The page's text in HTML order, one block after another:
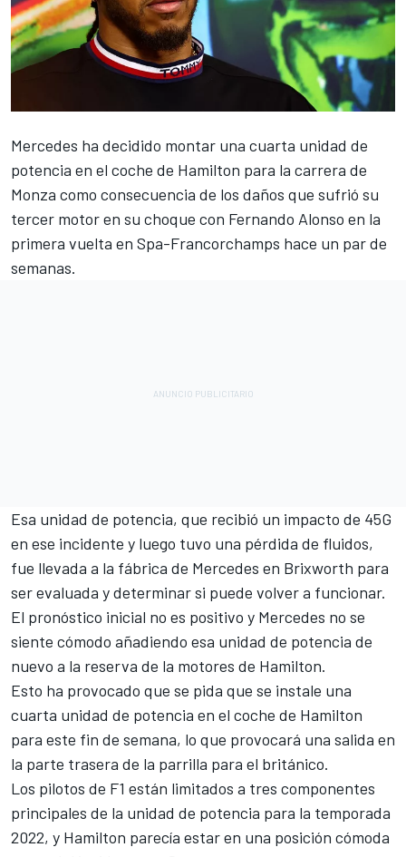
Mercedes ha decidido montar una cuarta unidad de
potencia en el coche de Hamilton para la carrera de
Monza como consecuencia de los daños que sufrió su
tercer motor en su choque con Fernando Alonso en la
primera vuelta en Spa-Francorchamps hace un par de
semanas.
Esa unidad de potencia, que recibió un impacto de 45G
en ese incidente y luego tuvo una pérdida de fluidos,
fue llevada a la fábrica de Mercedes en Brixworth para
ser evaluada y determinar si puede volver a funcionar.
El pronóstico inicial no es positivo y Mercedes no se
siente cómodo añadiendo esa unidad de potencia de
nuevo a la reserva de la motores de Hamilton.
Esto ha provocado que se pida que se instale una
cuarta unidad de potencia en el coche de Hamilton
para este fin de semana, lo que provocará una salida en
la parte trasera de la parrilla para el británico.
Los pilotos de F1 están limitados a tres componentes
principales de la unidad de potencia para la temporada
2022, y Hamilton parecía estar en una posición cómoda